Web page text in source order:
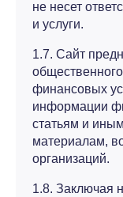
не несет
и услуги.
1.7. Сайт
финансовых
информации
статьям и
материалам,
организаций.
1.8. Заключая